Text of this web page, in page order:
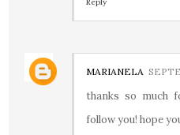
MARIANELA
thanks so much
follow you! hope